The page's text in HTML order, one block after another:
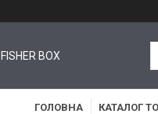
FISHER BOX
ГОЛОВНА КАТАЛОГ